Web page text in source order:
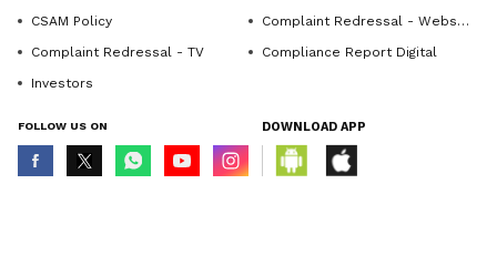
CSAM Policy
Complaint Redressal - Website
Complaint Redressal - TV
Compliance Report Digital
Investors
FOLLOW US ON DOWNLOAD APP